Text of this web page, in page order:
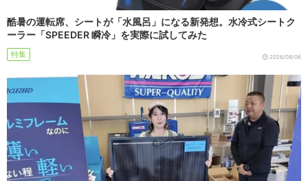
酷暑の運転席、シートが「水風呂」になる新発想。水冷式シートク
ーラー「SPEEDER 瞬冷」を実際に試してみた
特集 2026/08/06